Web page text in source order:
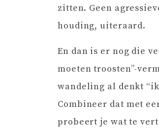
zitten. Geen
houding, uiteraard.
En dan is er nog die
moeten troosten”-
wandeling al denkt
Combineer dat met
probeert je wat te